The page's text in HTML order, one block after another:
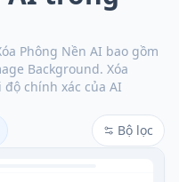
Phông Nền AI bao gồm
Background. Xóa
chính xác của AI
Bộ lọc